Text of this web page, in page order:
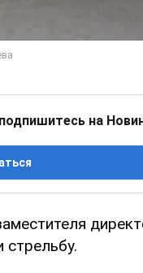
на
стрельбу.